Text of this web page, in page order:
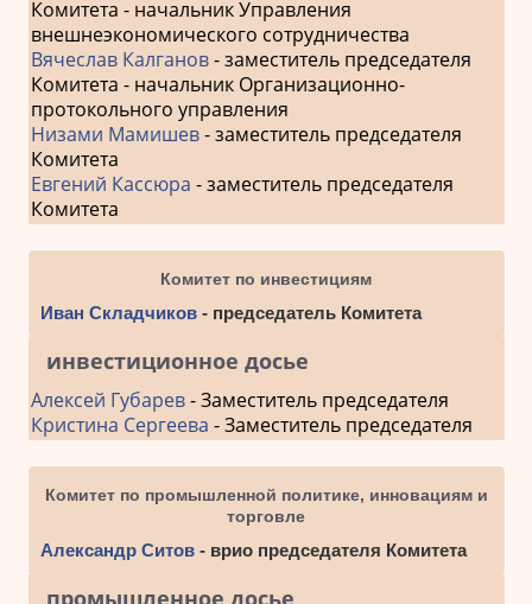
Комитета - начальник Управления
внешнеэкономического сотрудничества
Вячеслав Калганов- заместитель председателя
Комитета - начальник Организационно-
протокольного управления
Низами Мамишев- заместитель председателя
Комитета
Евгений Кассюра - заместитель председателя
Комитета
Комитет по инвестициям
Иван Складчиков- председатель Комитета
инвестиционное досье
Алексей Губарев- Заместитель председателя
Кристина Сергеева - Заместитель председателя
Комитет по промышленной политике, инновациям и
торговле
Александр Ситов- врио председателя Комитета
промышленное досье